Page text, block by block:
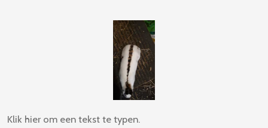
Klik hier om een tekst te typen.